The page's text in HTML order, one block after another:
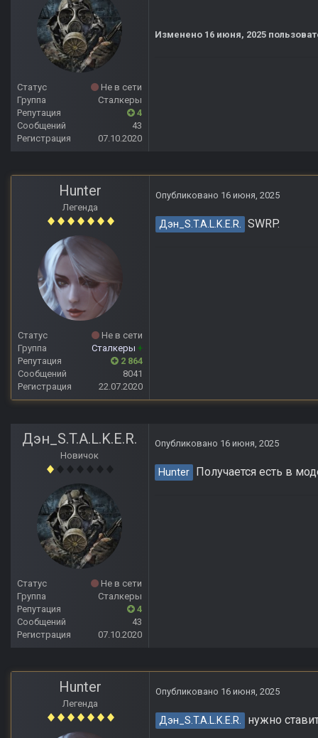
Статус
Не в сети
Группа
Сталкеры
Репутация
4
Сообщений
43
Регистрация
07.10.2020
Изменено 16 июня, 2025
Hunter
Легенда
Статус
Не в сети
Группа
Сталкеры +
Репутация
2 864
Сообщений
8041
Регистрация
22.07.2020
Опубликовано 16 июня, 2025
Дэн_S.T.A.L.K.E.R. SWRP.
Дэн_S.T.A.L.K.E.R.
Новичок
Статус
Не в сети
Группа
Сталкеры
Репутация
4
Сообщений
43
Регистрация
07.10.2020
Опубликовано 16 июня, 2025
Hunter Получается есть в
Hunter
Легенда
Опубликовано 16 июня, 2025
Дэн_S.T.A.L.K.E.R. нужно